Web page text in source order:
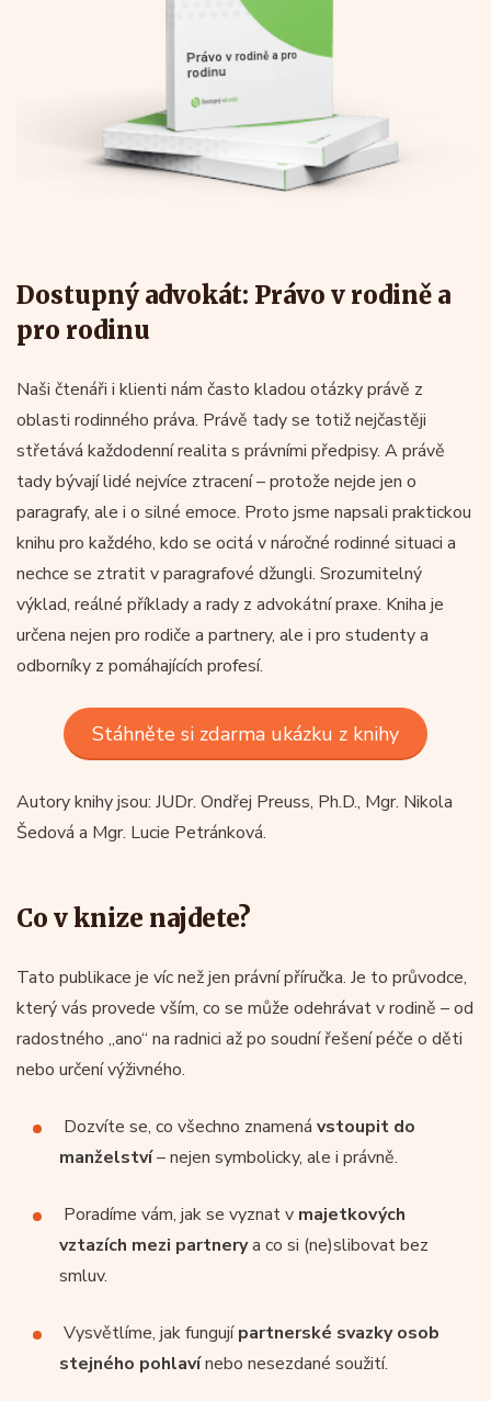
Právo v rodině a pro
rodinu
Dostupný advokát: Právo v rodině a
pro rodinu
Naši čtenáři i klienti nám často kladou otázky právě z
oblasti rodinného práva. Právě tady se totiž nejčastěji
střetává každodenní realita s právními předpisy. A právě
tady bývají lidé nejvíce ztracení – protože nejde jen o
paragrafy, ale i o silné emoce. Proto jsme napsali praktickou
knihu pro každého, kdo se ocitá v náročné rodinné situaci a
nechce se ztratit v paragrafové džungli. Srozumitelný
výklad, reálné příklady a rady z advokátní praxe. Kniha je
určena nejen pro rodiče a partnery, ale i pro studenty a
odborníky z pomáhajících profesí.
Stáhněte si zdarma ukázku z knihy
Autory knihy jsou: JUDr. Ondřej Preuss, Ph.D., Mgr. Nikola
Šedová a Mgr. Lucie Petránková.
Co v knize najdete?
Tato publikace je víc než jen právní příručka. Je to průvodce,
který vás provede vším, co se může odehrávat v rodině – od
radostného „ano“ na radnici až po soudní řešení péče o děti
nebo určení výživného.
Dozvíte se, co všechno znamená vstoupit do
manželství– nejen symbolicky, ale i právně.
Poradíme vám, jak se vyznat v majetkových
vztazích mezi partnerya co si (ne)slibovat bez
smluv.
Vysvětlíme, jak fungujípartnerské svazky osob
stejného pohlavínebo nesezdané soužití.